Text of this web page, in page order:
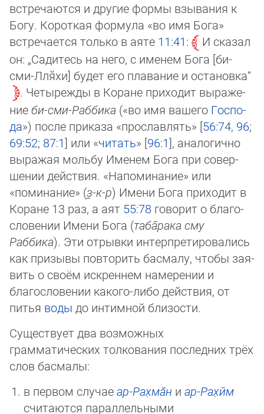
встречаются и другие формы взывания к
Богу. Ко­рот­кая формула «во имя Бога»
встре­ча­ется только в аяте 11:41:
И сказал
он: „Са­ди­тесь на него, с именем Бога [би-
сми-Лля̆­хи] бу­дет его плавание и ос­танов­ка“
. Четырежды в Коране приходит выра­же­
ниеби-сми-Раббика («во имя вашего Госпо­
да») пос­ле приказа «прослав­лять» [56:74, 96;
69:52; 87:1] или «читать» [96:1], анало­гич­но
вы­ражая мольбу Именем Бога при со­вер­
шении действия. «Напо­ми­на­ние» или
«поминание» (з̱-к-р) Имени Бога приходит в
Ко­ра­не 13 раз, а аят 55:78 говорит о бла­го­
сло­вении Имени Бога (та­ба̄­ра­ка сму
Раббика). Эти отрывки интерпрети­ро­ва­лись
как призывы повторить басмалу, что­бы зая­
вить о сво­ём иск­рен­нем намерении и
благословении како­го-ли­бо дей­ст­вия, от
питья воды до интимной близости.
Существует два возможных
грамматических толкования последних трёх
слов басмалы:
в первом случаеар-Рах̣мӑн и ар-Рах̣ӣм
считаются параллельными